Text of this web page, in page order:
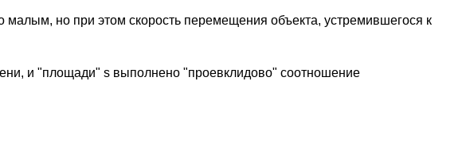
но при этом скорость перемещения объекта, устремившегося к
и "площади" s выполнено "проевклидово" соотношение